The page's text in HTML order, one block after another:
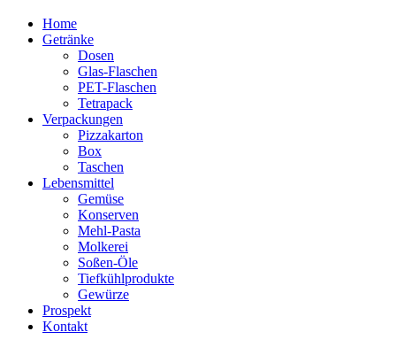
Home
Getränke
Dosen
Glas-Flaschen
PET-Flaschen
Tetrapack
Verpackungen
Pizzakarton
Box
Taschen
Lebensmittel
Gemüse
Konserven
Mehl-Pasta
Molkerei
Soßen-Öle
Tiefkühlprodukte
Gewürze
Prospekt
Kontakt